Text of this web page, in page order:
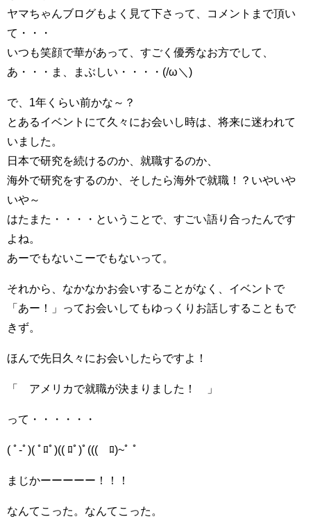
ヤマちゃんブログもよく見て下さって、コメントまで頂い
て・・・
いつも笑顔で華があって、すごく優秀なお方でして、
あ・・・ま、まぶしい・・・・(/ω＼)
で、1年くらい前かな～？
とあるイベントにて久々にお会いし時は、将来に迷われて
いました。
日本で研究を続けるのか、就職するのか、
海外で研究をするのか、そしたら海外で就職！？いやいや
いや～
はたまた・・・・ということで、すごい語り合ったんです
よね。
あーでもないこーでもないって。
それから、なかなかお会いすることがなく、イベントで
「あー！」ってお会いしてもゆっくりお話しすることもで
きず。
ほんで先日久々にお会いしたらですよ！
「 アメリカで就職が決まりました！ 」
って・・・・・・
( ﾟ-ﾟ)( ﾟﾛﾟ)(( ﾛﾟ)ﾟ((( ﾛ)~ﾟ ﾟ
まじかーーーーー！！！
なんてこった。なんてこった。